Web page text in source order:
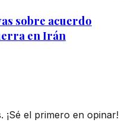
sobre acuerdo
en Irán
¡Sé el primero en opinar!